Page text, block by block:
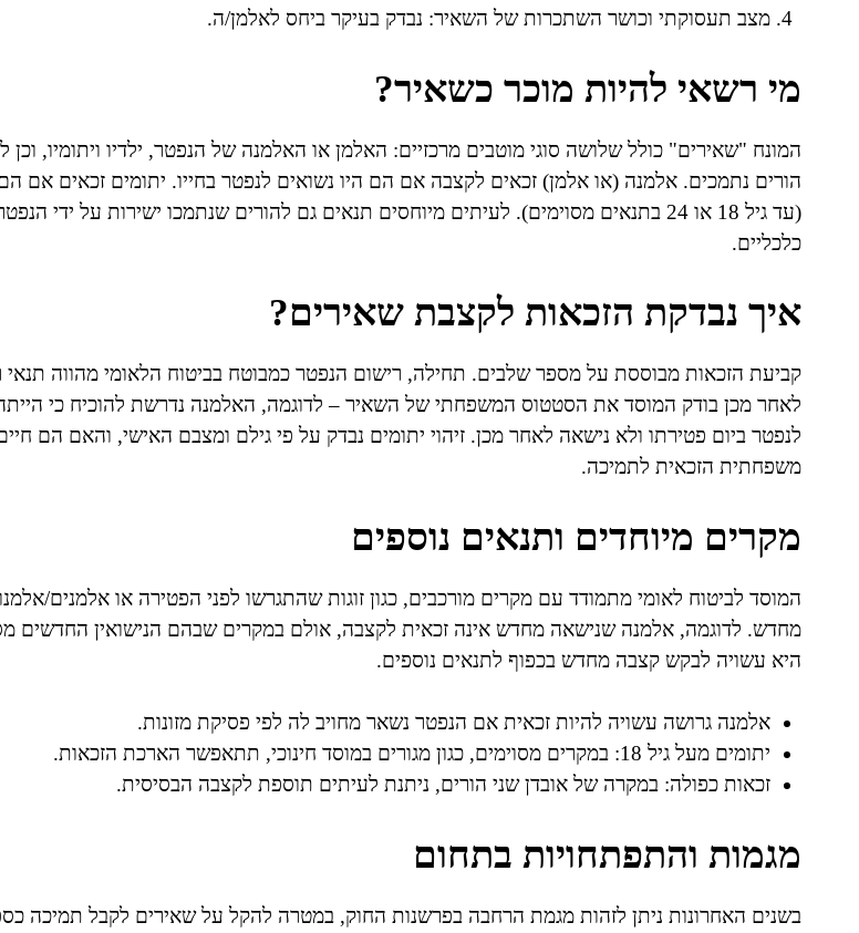
מצב תעסוקתי וכושר השתכרות של השאיר: נבדק בעיקר ביחס לאלמן/ה.
מי רשאי להיות מוכר כשאיר?
המונח "שאירים" כולל שלושה סוגי מוטבים מרכזיים: האלמן או האלמנה של הנפטר, ילדיו ויתומיו, וכן
הורים נתמכים. אלמנה (או אלמן) זכאים לקצבה אם הם היו נשואים לנפטר בחייו. יתומים זכאים אם
(עד גיל 18 או 24 בתנאים מסוימים). לעיתים מיוחסים תנאים גם להורים שנתמכו ישירות על ידי
כלכליים.
איך נבדקת הזכאות לקצבת שאירים?
קביעת הזכאות מבוססת על מספר שלבים. תחילה, רישום הנפטר כמבוטח בביטוח הלאומי מהווה תנאי
לאחר מכן בודק המוסד את הסטטוס המשפחתי של השאיר – לדוגמה, האלמנה נדרשת להוכיח כי
לנפטר ביום פטירתו ולא נישאה לאחר מכן. זיהוי יתומים נבדק על פי גילם ומצבם האישי, והאם הם
משפחתית הזכאית לתמיכה.
מקרים מיוחדים ותנאים נוספים
המוסד לביטוח לאומי מתמודד עם מקרים מורכבים, כגון זוגות שהתגרשו לפני הפטירה או אלמנים/
מחדש. לדוגמה, אלמנה שנישאה מחדש אינה זכאית לקצבה, אולם במקרים שבהם הנישואין החדשים
היא עשויה לבקש קצבה מחדש בכפוף לתנאים נוספים.
אלמנה גרושה עשויה להיות זכאית אם הנפטר נשאר מחויב לה לפי פסיקת מזונות.
יתומים מעל גיל 18: במקרים מסוימים, כגון מגורים במוסד חינוכי, תתאפשר הארכת הזכאות.
זכאות כפולה: במקרה של אובדן שני הורים, ניתנת לעיתים תוספת לקצבה הבסיסית.
מגמות והתפתחויות בתחום
בשנים האחרונות ניתן לזהות מגמת הרחבה בפרשנות החוק, במטרה להקל על שאירים לקבל תמיכה